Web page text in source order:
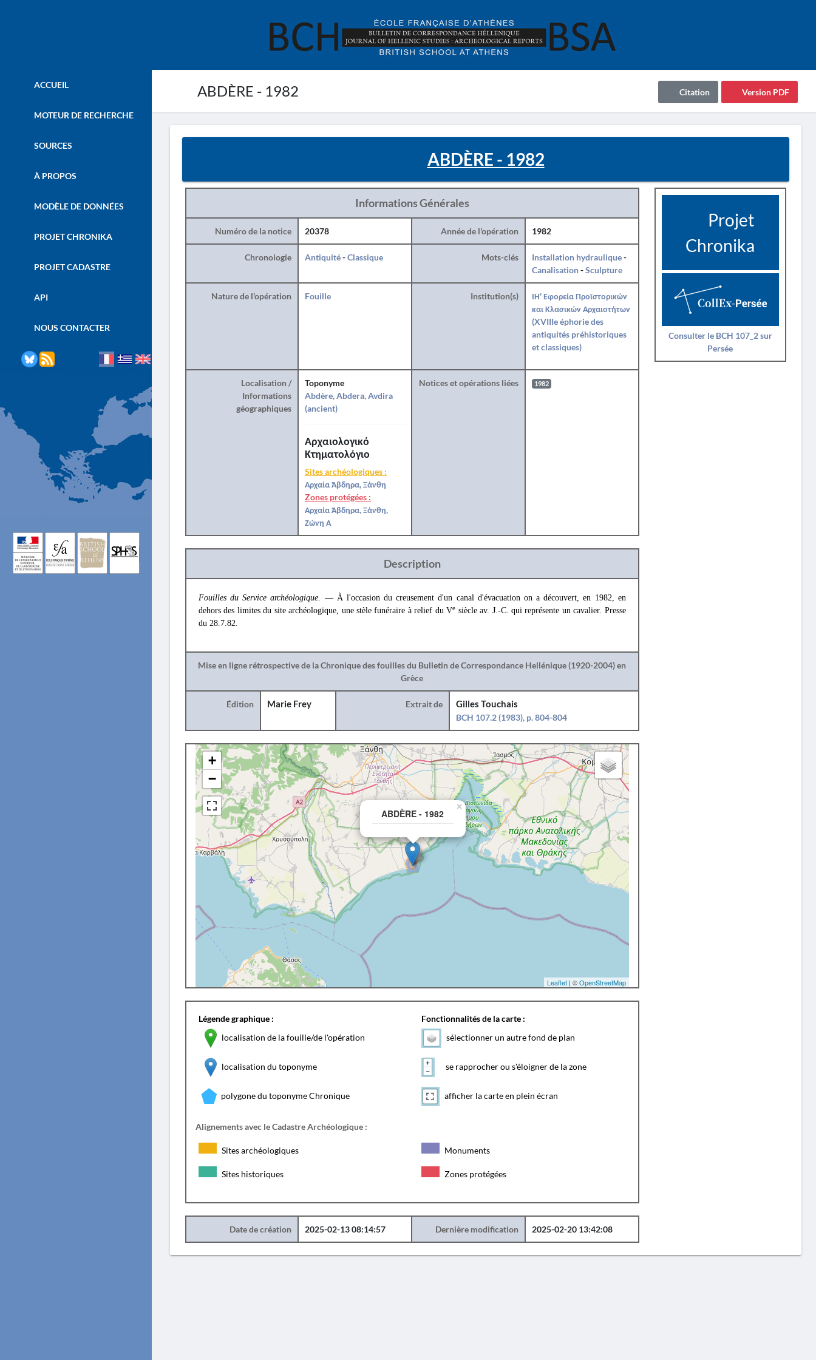
ABDÈRE - 1982 Version PDF
Citation
ACCUEIL
MOTEUR DE RECHERCHE
SOURCES
À PROPOS
MODÈLE DE DONNÉES
PROJET CHRONIKA
PROJET CADASTRE
API
NOUS CONTACTER
ABDÈRE - 1982
Informations Générales
Numéro de la notice 20378 Année de l'opération 1982
Chronologie Antiquité-Classique Mots-clés Installation hydraulique-
Canalisation-Sculpture
Nature de l'opération Fouille Institution(s)
ΙΗ' Εφορεία Προϊστορικών
και Κλασικών Αρχαιοτήτων
(XVIIIe éphorie des
antiquités préhistoriques
et classiques)
Localisation /
Informations
géographiques
Toponyme
Abdère, Abdera, Avdira
(ancient)
Αρχαιολογικό
Κτηματολόγιο
Sites archéologiques :
Αρχαία Άβδηρα, Ξάνθη
Zones protégées :
Αρχαία Άβδηρα, Ξάνθη,
Ζώνη Α
Notices et opérations liées 1982
Description
Fouilles du Service archéologique. — À l'occasion du creusement d'un canal d'évacuation on a découvert, en 1982, en
dehors des limites du site archéologique, une stèle funéraire à relief du Ve siècle av. J.-C. qui représente un cavalier. Presse
du 28.7.82.
Mise en ligne rétrospective de la Chronique des fouilles du Bulletin de Correspondance Hellénique (1920-2004) en
Grèce
Édition Marie Frey Extrait de
Gilles Touchais
BCH 107.2 (1983), p. 804-804
ABDÈRE - 1982
×
+
−
Leaflet| ©OpenStreetMap
Légende graphique :
localisation de la fouille/de l'opération
localisation du toponyme
polygone du toponyme Chronique
Fonctionnalités de la carte :
sélectionner un autre fond de plan
se rapprocher ou s'éloigner de la zone
afficher la carte en plein écran
Alignements avec le Cadastre Archéologique :
Sites archéologiques Monuments
Sites historiques Zones protégées
Date de création 2025-02-13 08:14:57 Dernière modification 2025-02-20 13:42:08
Projet
Chronika
Consulter le BCH 107_2 sur
Persée